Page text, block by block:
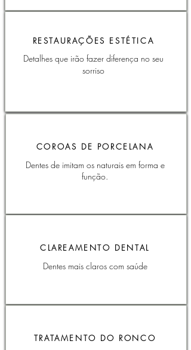
RESTAURAÇÕES ESTÉTICA
Detalhes que irão fazer diferença no seu
sorriso
COROAS DE PORCELANA
Dentes de imitam os naturais em forma e
função.
CLAREAMENTO DENTAL
Dentes mais claros com saúde
TRATAMENTO DO RONCO